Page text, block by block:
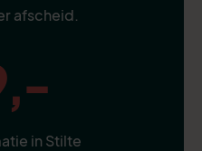
afscheid.
in Stilte